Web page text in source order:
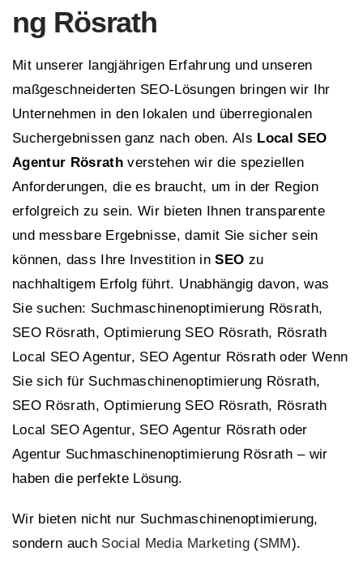
ng Rösrath
Mit unserer langjährigen Erfahrung und unseren
maßgeschneiderten SEO-Lösungen bringen wir Ihr
Unternehmen in den lokalen und überregionalen
Suchergebnissen ganz nach oben. Als Local SEO
Agentur Rösrath verstehen wir die speziellen
Anforderungen, die es braucht, um in der Region
erfolgreich zu sein. Wir bieten Ihnen transparente
und messbare Ergebnisse, damit Sie sicher sein
können, dass Ihre Investition inSEO zu
nachhaltigem Erfolg führt. Unabhängig davon, was
Sie suchen: Suchmaschinenoptimierung Rösrath,
SEO Rösrath, Optimierung SEO Rösrath, Rösrath
Local SEO Agentur, SEO Agentur Rösrath oder Wenn
Sie sich für Suchmaschinenoptimierung Rösrath,
SEO Rösrath, Optimierung SEO Rösrath, Rösrath
Local SEO Agentur, SEO Agentur Rösrath oder
Agentur Suchmaschinenoptimierung Rösrath – wir
haben die perfekte Lösung.
Wir bieten nicht nur Suchmaschinenoptimierung,
sondern auch Social Media Marketing(SMM).